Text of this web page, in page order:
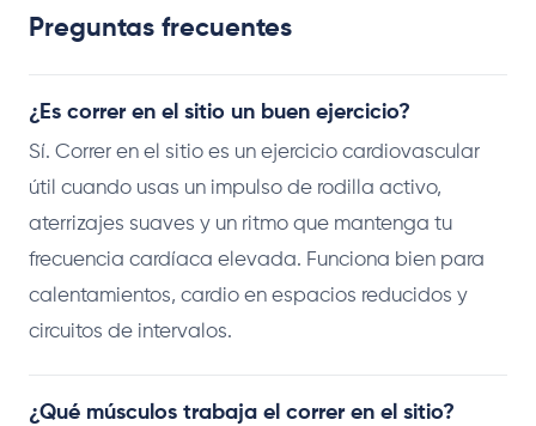
Preguntas frecuentes
¿Es correr en el sitio un buen ejercicio?
Sí. Correr en el sitio es un ejercicio cardiovascular
útil cuando usas un impulso de rodilla activo,
aterrizajes suaves y un ritmo que mantenga tu
frecuencia cardíaca elevada. Funciona bien para
calentamientos, cardio en espacios reducidos y
circuitos de intervalos.
¿Qué músculos trabaja el correr en el sitio?